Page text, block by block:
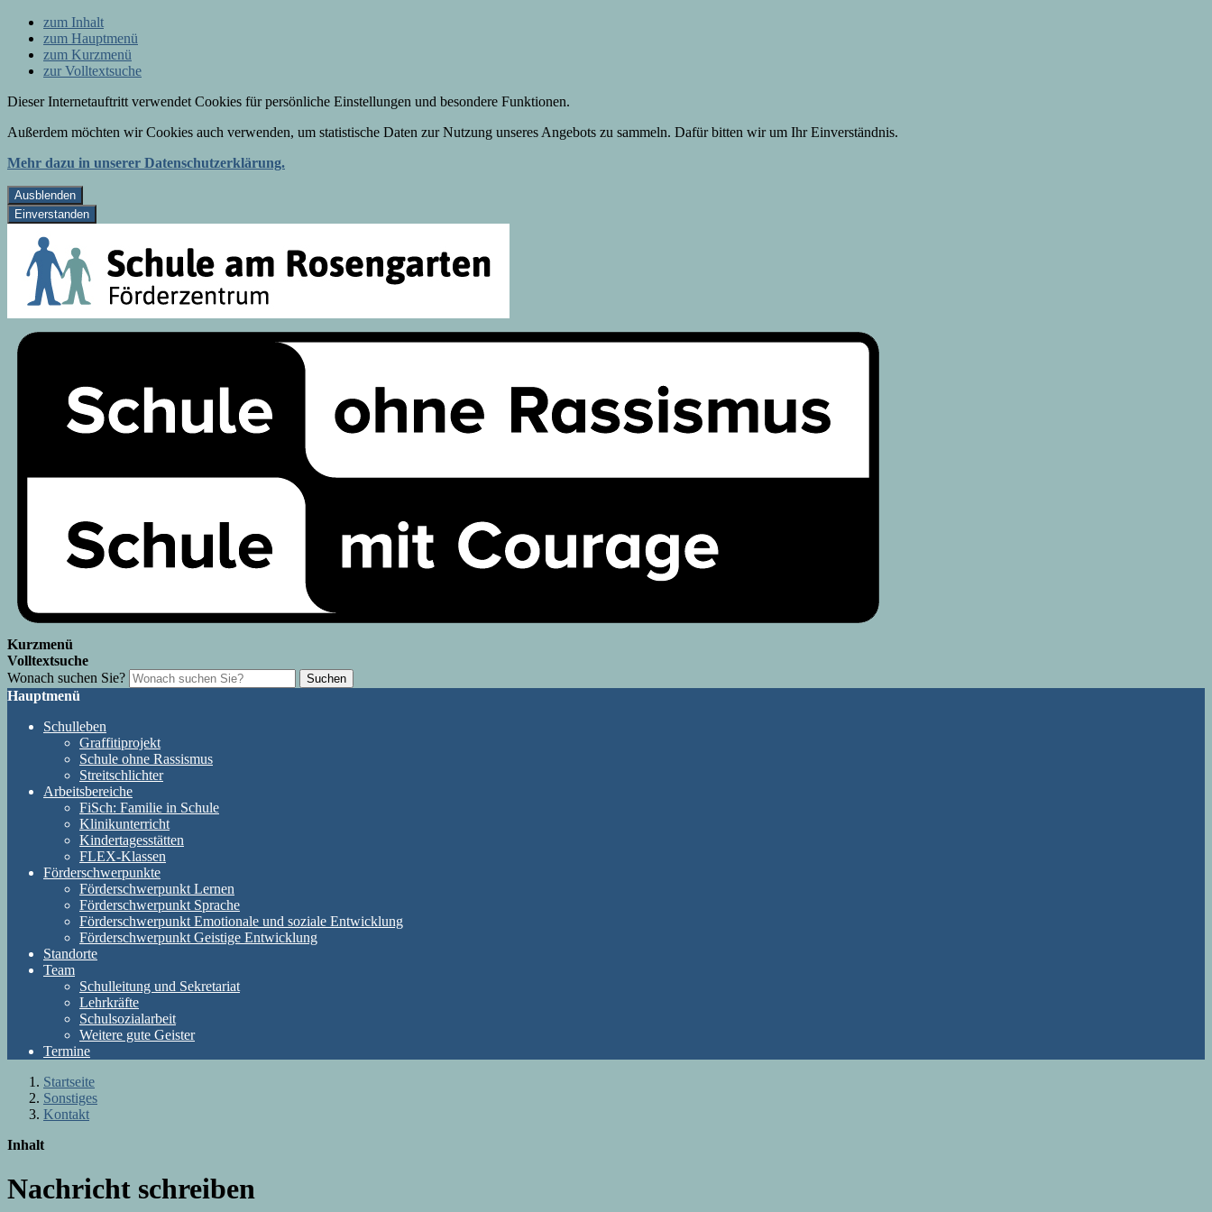
zum Inhalt
zum Hauptmenü
zum Kurzmenü
zur Volltextsuche
Dieser Internetauftritt verwendet Cookies für persönliche Einstellungen und besondere Funktionen.
Außerdem möchten wir Cookies auch verwenden, um statistische Daten zur Nutzung unseres Angebots zu sammeln. Dafür bitten wir um Ihr Einverständnis.
Mehr dazu in unserer Datenschutzerklärung.
Ausblenden
Einverstanden
Kurzmenü
Volltextsuche
Wonach suchen Sie?
Suchen
Hauptmenü
Schulleben
Graffitiprojekt
Schule ohne Rassismus
Streitschlichter
Arbeitsbereiche
FiSch: Familie in Schule
Klinikunterricht
Kindertagesstätten
FLEX-Klassen
Förderschwerpunkte
Förderschwerpunkt Lernen
Förderschwerpunkt Sprache
Förderschwerpunkt Emotionale und soziale Entwicklung
Förderschwerpunkt Geistige Entwicklung
Standorte
Team
Schulleitung und Sekretariat
Lehrkräfte
Schulsozialarbeit
Weitere gute Geister
Termine
Startseite
Sonstiges
Kontakt
Inhalt
Nachricht schreiben